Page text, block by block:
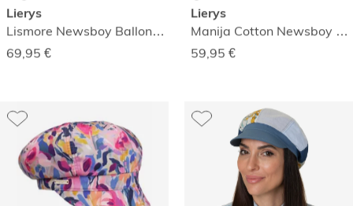
Lierys
Lismore Newsboy Ballonmütze
69,95 €
Lierys
Manija Cotton Newsboy Ballonmütze
59,95 €